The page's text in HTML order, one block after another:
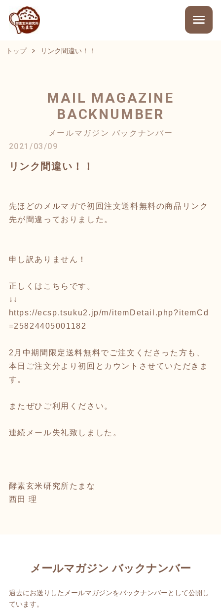
トップ リンク間違い！！
MAIL MAGAZINE
BACKNUMBER
メールマガジン バックナンバー
2021/03/09
リンク間違い！！
先ほどのメルマガで初回注文送料無料の商品リンク
先が間違っておりました。
申し訳ありません！
正しくはこちらです。
↓↓
https://ecsp.tsuku2.jp/m/itemDetail.php?itemCd
=25824405001182
2月中期間限定送料無料でご注文くださった方も、
本日ご注文分より初回とカウントさせていただきま
す。
またぜひご利用ください。
連続メール失礼致しました。
酵素玄米研究所たまな
西田 理
メールマガジン バックナンバー
過去にお送りしたメールマガジンをバックナンバーとして公開し
ています。